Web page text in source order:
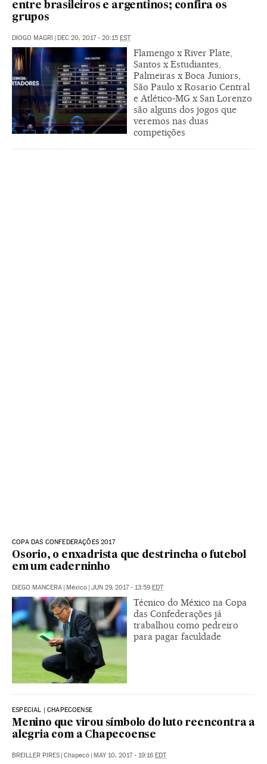
entre brasileiros e argentinos; confira os
grupos
DIOGO MAGRI DEC 20, 2017 - 20:15 EST
Flamengo x River Plate,
Santos x Estudiantes,
Palmeiras x Boca Juniors,
São Paulo x Rosario Central
e Atlético-MG x San Lorenzo
são alguns dos jogos que
veremos nas duas
competições
COPA DAS CONFEDERAÇÕES 2017
Osorio, o enxadrista que destrincha o futebol
em um caderninho
DIEGO MANCERA México JUN 29, 2017 - 13:59 EDT
Técnico do México na Copa
das Confederações já
trabalhou como pedreiro
para pagar faculdade
ESPECIAL | CHAPECOENSE
Menino que virou símbolo do luto reencontra a
alegria com a Chapecoense
BREILLER PIRES Chapecó MAY 10, 2017 - 19:16 EDT